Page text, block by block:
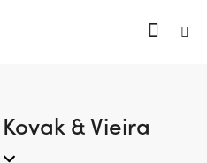
& Vieira